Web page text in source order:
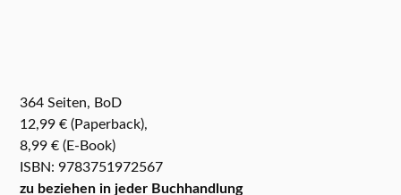
364 Seiten, BoD
12,99 € (Paperback),
8,99 € (E-Book)
ISBN: 9783751972567
zu beziehen in jeder Buchhandlung